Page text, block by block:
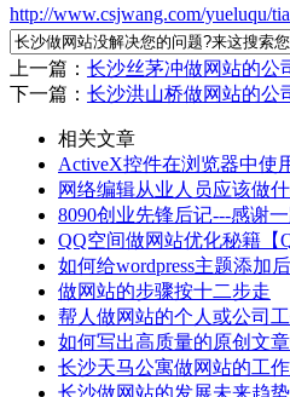
http://www.csjwang.com/yueluqu/
上一篇： 长沙丝茅冲做网站的公
下一篇： 长沙洪山桥做网站的公
相关文章
ActiveX控件在浏览器中使
网络编辑从业人员应该做
8090创业先锋后记---感谢
QQ空间做网站优化秘籍【
如何给wordpress主题添加
做网站的步骤按十二步走
帮人做网站的个人或公司
如何写出高质量的原创文
长沙天马公寓做网站的工
长沙做网站的发展未来趋势